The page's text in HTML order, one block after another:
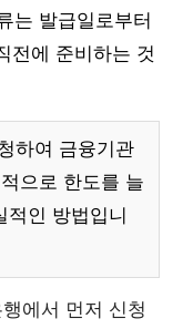
는 발급일로부터
전에 준비하는 것
하여 금융기관
으로 한도를 늘
인 방법입니
에서 먼저 신청